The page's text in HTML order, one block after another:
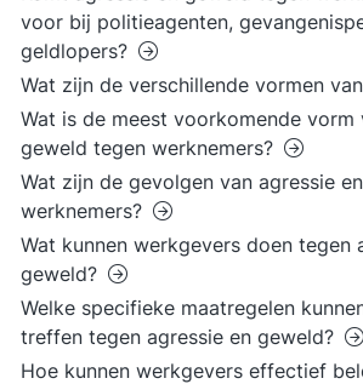
voor bij politieagenten,
geldlopers?
Wat zijn de verschillende vormen
Wat is de meest voorkomende vorm
geweld tegen werknemers?
Wat zijn de gevolgen van agressie
werknemers?
Wat kunnen werkgevers doen tegen
geweld?
Welke specifieke maatregelen
treffen tegen agressie en geweld?
Hoe kunnen werkgevers effectief